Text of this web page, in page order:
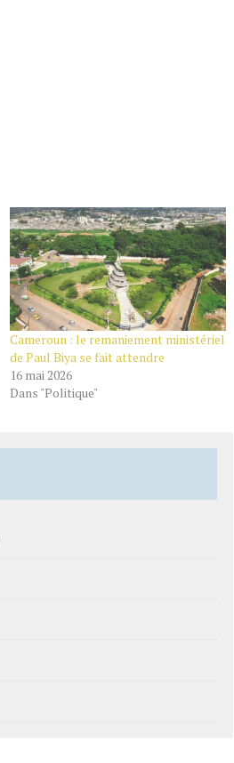
Cameroun : le remaniement ministériel
de Paul Biya se fait attendre
16 mai 2026
Dans "Politique"